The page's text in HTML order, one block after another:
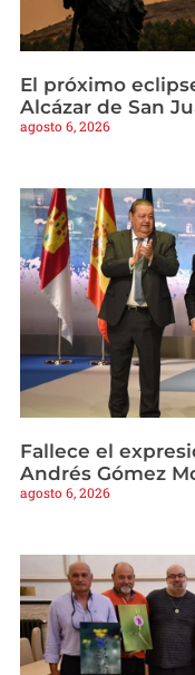
El próximo
Alcázar de San
agosto 6, 2026
Fallece el
Andrés Gómez
agosto 6, 2026